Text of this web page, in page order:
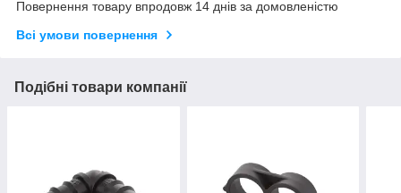
Повернення товару впродовж 14 днів за домовленістю
Всі умови повернення
Подібні товари компанії